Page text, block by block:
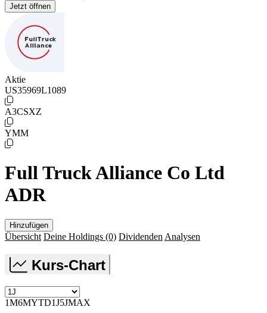
Jetzt öffnen
Aktie
US35969L1089
A3CSXZ
YMM
Full Truck Alliance Co Ltd
ADR
Hinzufügen
Übersicht Deine Holdings (0) Dividenden Analysen
Kurs-Chart
1M6MYTD1J5JMAX